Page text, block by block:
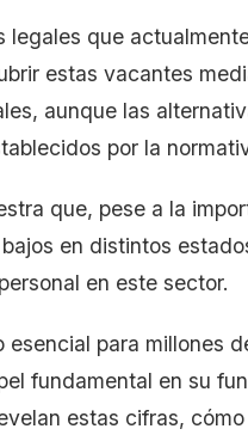
legales que
estas vacantes
aunque las
por la
que, pese a la
en distintos
en este sector.
para millones
fundamental en su
estas cifras,